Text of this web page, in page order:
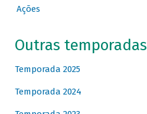
Ações
Outras temporadas
Temporada 2025
Temporada 2024